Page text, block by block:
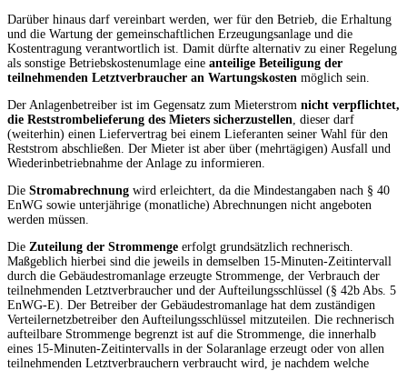
Darüber hinaus darf vereinbart werden, wer für den Betrieb, die Erhaltung
und die Wartung der gemeinschaftlichen Erzeugungsanlage und die
Kostentragung verantwortlich ist. Damit dürfte alternativ zu einer Regelung
als sonstige Betriebskostenumlage eine anteilige Beteiligung der
teilnehmenden Letztverbraucher an Wartungskosten möglich sein.
Der Anlagenbetreiber ist im Gegensatz zum Mieterstrom nicht verpflichtet,
die Reststrombelieferung des Mieters sicherzustellen , dieser darf
(weiterhin) einen Liefervertrag bei einem Lieferanten seiner Wahl für den
Reststrom abschließen. Der Mieter ist aber über (mehrtägigen) Ausfall und
Wiederinbetriebnahme der Anlage zu informieren.
Die Stromabrechnung wird erleichtert, da die Mindestangaben nach § 40
EnWG sowie unterjährige (monatliche) Abrechnungen nicht angeboten
werden müssen.
Die Zuteilung der Strommenge erfolgt grundsätzlich rechnerisch.
Maßgeblich hierbei sind die jeweils in demselben 15-Minuten-Zeitintervall
durch die Gebäudestromanlage erzeugte Strommenge, der Verbrauch der
teilnehmenden Letztverbraucher und der Aufteilungsschlüssel (§ 42b Abs. 5
EnWG-E). Der Betreiber der Gebäudestromanlage hat dem zuständigen
Verteilernetzbetreiber den Aufteilungsschlüssel mitzuteilen. Die rechnerisch
aufteilbare Strommenge begrenzt ist auf die Strommenge, die innerhalb
eines 15-Minuten-Zeitintervalls in der Solaranlage erzeugt oder von allen
teilnehmenden Letztverbrauchern verbraucht wird, je nachdem welche